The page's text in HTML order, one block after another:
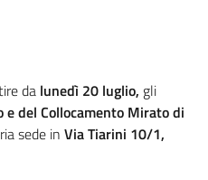
da lunedì 20 luglio, gli
e del Collocamento Mirato di
sede in Via Tiarini 10/1,